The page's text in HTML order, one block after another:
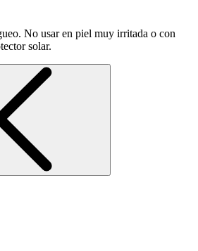
No usar en piel muy irritada o con
solar.